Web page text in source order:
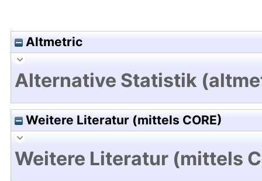
Altmetric
Alternative Statistik
Weitere Literatur (mittels CORE)
Weitere Literatur (mittels